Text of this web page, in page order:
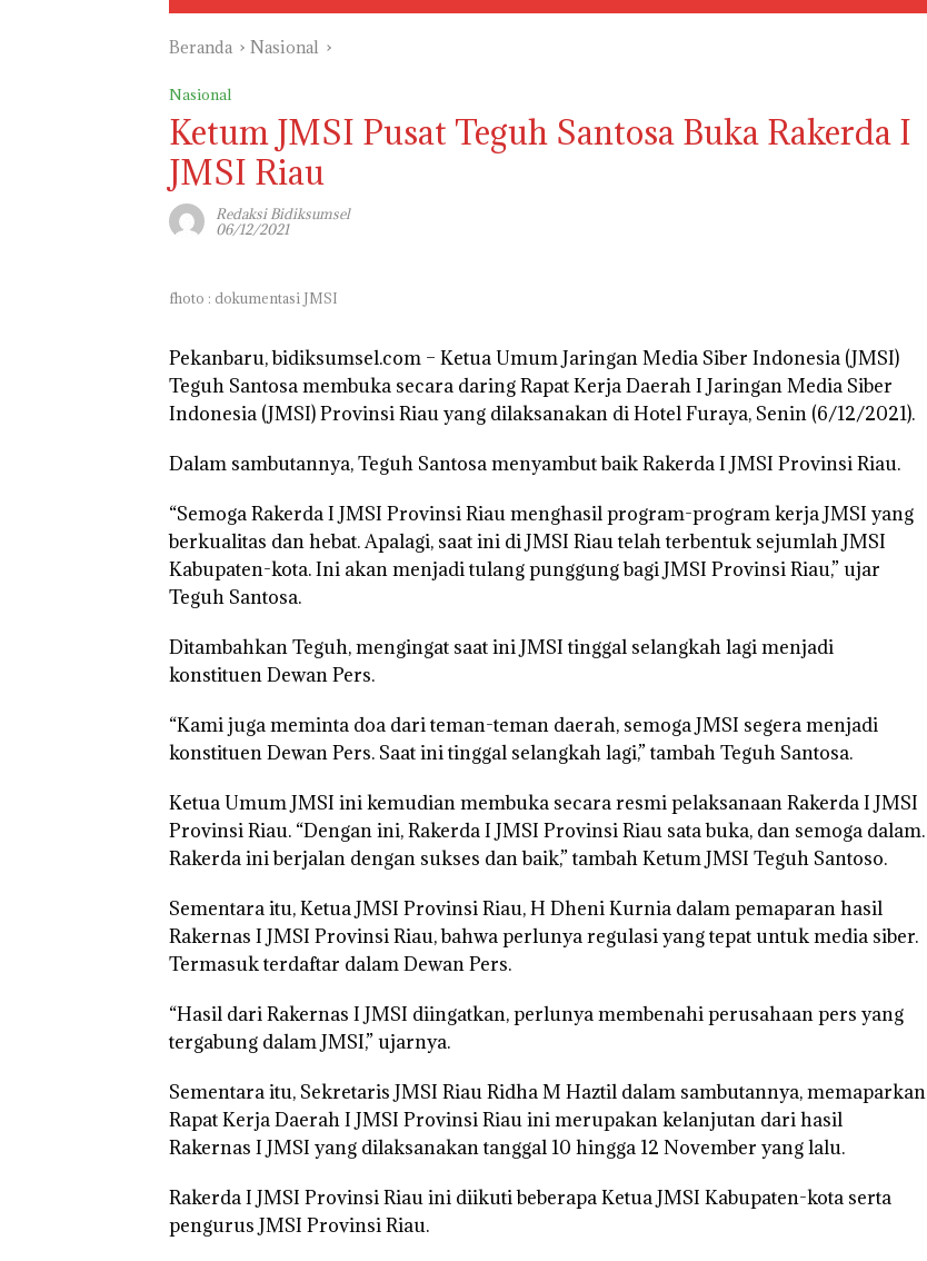
Beranda Nasional
Nasional
Ketum JMSI Pusat Teguh Santosa Buka Rakerda I
JMSI Riau
Redaksi Bidiksumsel
06/12/2021
fhoto : dokumentasi JMSI
Pekanbaru, bidiksumsel.com – Ketua Umum Jaringan Media Siber Indonesia (JMSI)
Teguh Santosa membuka secara daring Rapat Kerja Daerah I Jaringan Media Siber
Indonesia (JMSI) Provinsi Riau yang dilaksanakan di Hotel Furaya, Senin (6/12/2021).
Dalam sambutannya, Teguh Santosa menyambut baik Rakerda I JMSI Provinsi Riau.
“Semoga Rakerda I JMSI Provinsi Riau menghasil program-program kerja JMSI yang
berkualitas dan hebat. Apalagi, saat ini di JMSI Riau telah terbentuk sejumlah JMSI
Kabupaten-kota. Ini akan menjadi tulang punggung bagi JMSI Provinsi Riau,” ujar
Teguh Santosa.
Ditambahkan Teguh, mengingat saat ini JMSI tinggal selangkah lagi menjadi
konstituen Dewan Pers.
“Kami juga meminta doa dari teman-teman daerah, semoga JMSI segera menjadi
konstituen Dewan Pers. Saat ini tinggal selangkah lagi,” tambah Teguh Santosa.
Ketua Umum JMSI ini kemudian membuka secara resmi pelaksanaan Rakerda I JMSI
Provinsi Riau. “Dengan ini, Rakerda I JMSI Provinsi Riau sata buka, dan semoga dalam.
Rakerda ini berjalan dengan sukses dan baik,” tambah Ketum JMSI Teguh Santoso.
Sementara itu, Ketua JMSI Provinsi Riau, H Dheni Kurnia dalam pemaparan hasil
Rakernas I JMSI Provinsi Riau, bahwa perlunya regulasi yang tepat untuk media siber.
Termasuk terdaftar dalam Dewan Pers.
“Hasil dari Rakernas I JMSI diingatkan, perlunya membenahi perusahaan pers yang
tergabung dalam JMSI,” ujarnya.
Sementara itu, Sekretaris JMSI Riau Ridha M Haztil dalam sambutannya, memaparkan
Rapat Kerja Daerah I JMSI Provinsi Riau ini merupakan kelanjutan dari hasil
Rakernas I JMSI yang dilaksanakan tanggal 10 hingga 12 November yang lalu.
Rakerda I JMSI Provinsi Riau ini diikuti beberapa Ketua JMSI Kabupaten-kota serta
pengurus JMSI Provinsi Riau.